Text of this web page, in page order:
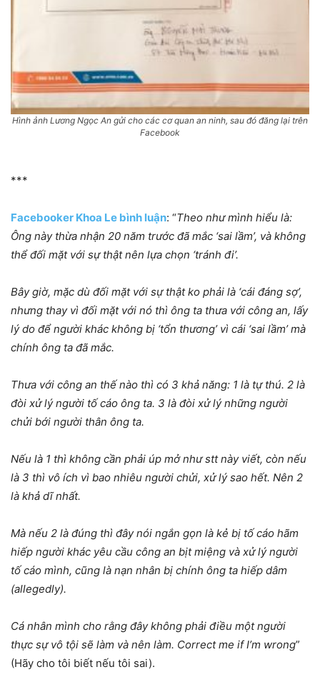
Hình ảnh Lương Ngọc An gửi cho các cơ quan an ninh, sau đó đăng lại trên
Facebook
***
Facebooker Khoa Le bình luận: “Theo như mình hiểu là:
Ông này thừa nhận 20 năm trước đã mắc ‘sai lầm’, và không
thể đối mặt với sự thật nên lựa chọn ‘tránh đi’.
Bây giờ, mặc dù đối mặt với sự thật ko phải là ‘cái đáng sợ’,
nhưng thay vì đối mặt với nó thì ông ta thưa với công an, lấy
lý do để người khác không bị ‘tổn thương’ vì cái ‘sai lầm’ mà
chính ông ta đã mắc.
Thưa với công an thế nào thì có 3 khả năng: 1 là tự thú. 2 là
đòi xử lý người tố cáo ông ta. 3 là đòi xử lý những người
chửi bới người thân ông ta.
Nếu là 1 thì không cần phải úp mở như stt này viết, còn nếu
là 3 thì vô ích vì bao nhiêu người chửi, xử lý sao hết. Nên 2
là khả dĩ nhất.
Mà nếu 2 là đúng thì đây nói ngắn gọn là kẻ bị tố cáo hãm
hiếp người khác yêu cầu công an bịt miệng và xử lý người
tố cáo mình, cũng là nạn nhân bị chính ông ta hiếp dâm
(allegedly).
Cá nhân mình cho rằng đây không phải điều một người
thực sự vô tội sẽ làm và nên làm. Correct me if I’m wrong”
(Hãy cho tôi biết nếu tôi sai).